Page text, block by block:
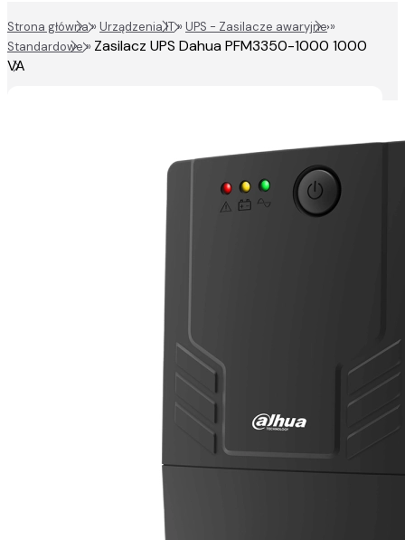
Strona główna»Urządzenia IT»UPS - Zasilacze awaryjne»
Standardowe» Zasilacz UPS Dahua PFM3350-1000 1000
VA